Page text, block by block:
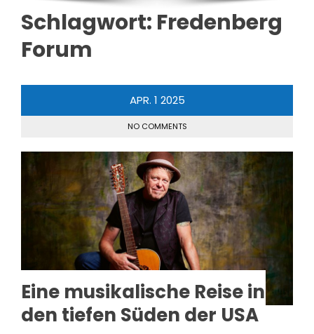
Schlagwort: Fredenberg
Forum
APR. 1 2025
NO COMMENTS
Eine musikalische Reise in
den tiefen Süden der USA